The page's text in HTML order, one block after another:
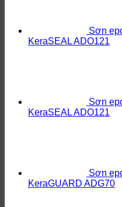
Sơn
KeraSEAL ADO121
Sơn
KeraSEAL ADO121
Sơn
KeraGUARD ADG70